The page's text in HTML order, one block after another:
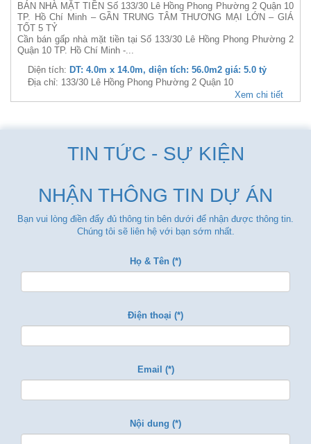
BÁN NHÀ MẶT TIỀN Số 133/30 Lê Hồng Phong Phường 2 Quận 10
TP. Hồ Chí Minh – GẦN TRUNG TÂM THƯƠNG MẠI LỚN – GIÁ
TỐT 5 TỶ
Cần bán gấp nhà mặt tiền tại Số 133/30 Lê Hồng Phong Phường 2
Quận 10 TP. Hồ Chí Minh -...
Diện tích: DT: 4.0m x 14.0m, diện tích: 56.0m2 giá: 5.0 tỷ
Địa chỉ: 133/30 Lê Hồng Phong Phường 2 Quận 10
Xem chi tiết
TIN TỨC - SỰ KIỆN
NHẬN THÔNG TIN DỰ ÁN
Bạn vui lòng điền đẩy đủ thông tin bên dưới để nhận được thông tin.
Chúng tôi sẽ liên hệ với bạn sớm nhất.
Họ & Tên (*)
Điện thoại (*)
Email (*)
Nội dung (*)